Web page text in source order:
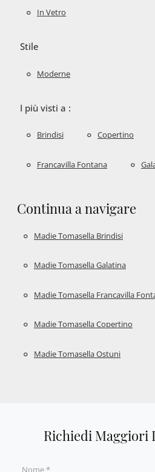
In Vetro
Stile
Moderne
I più visti a :
Brindisi Copertino
Francavilla Fontana
Continua a navigare
Madie Tomasella Brindisi
Madie Tomasella Galatina
Madie Tomasella Francavilla
Madie Tomasella Copertino
Madie Tomasella Ostuni
Richiedi Maggiori